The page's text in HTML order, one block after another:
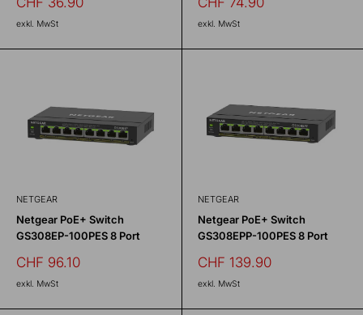
exkl. MwSt exkl. MwSt
NETGEAR
Netgear PoE+ Switch
GS308EP-100PES 8 Port
Sonderpreis
CHF 96.10
exkl. MwSt
NETGEAR
Netgear PoE+ Switch
GS308EPP-100PES 8 Port
Sonderpreis
CHF 139.90
exkl. MwSt